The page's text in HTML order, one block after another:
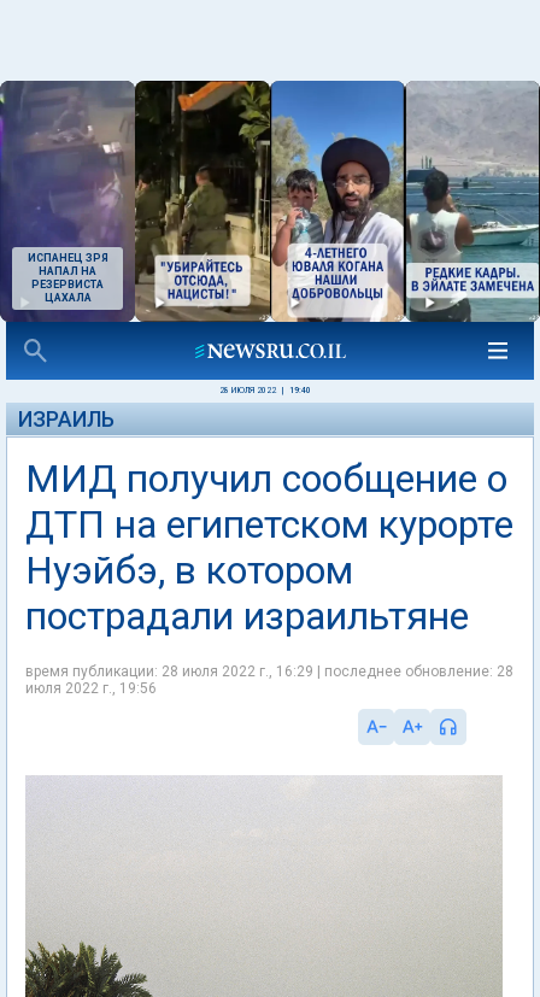
ИСПАНЕЦ ЗРЯ
НАПАЛ НА
РЕЗЕРВИСТА
ЦАХАЛА
28 ИЮЛЯ 2022 19:40
ИЗРАИЛЬ
МИД получил сообщение о
ДТП на египетском курорте
Нуэйбэ, в котором
пострадали израильтяне
время публикации: 28 июля 2022 г., 16:29 | последнее обновление: 28
июля 2022 г., 19:56